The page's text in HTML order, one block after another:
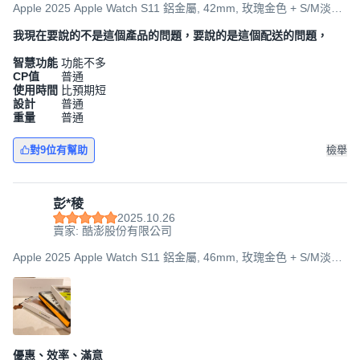
Apple 2025 Apple Watch S11 鋁金屬, 42mm, 玫瑰金色 + S/M淡胭
我現在要說的不是這個產品的問題，要說的是這個配送的問題，
智慧功能 功能不多
CP值
普通
使用時間 比預期短
設計
普通
重量
普通
對9位有幫助 檢舉
彭*稜
2025.10.26
賣家: 酷澎股份有限公司
Apple 2025 Apple Watch S11 鋁金屬, 46mm, 玫瑰金色 + S/M淡胭
優惠、效率、滿意